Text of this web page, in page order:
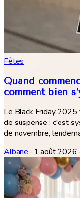
Fêtes
Quand
comment bien
Le Black Friday
de suspense : c'est
de novembre,
Albane· 1 août 2026 ·